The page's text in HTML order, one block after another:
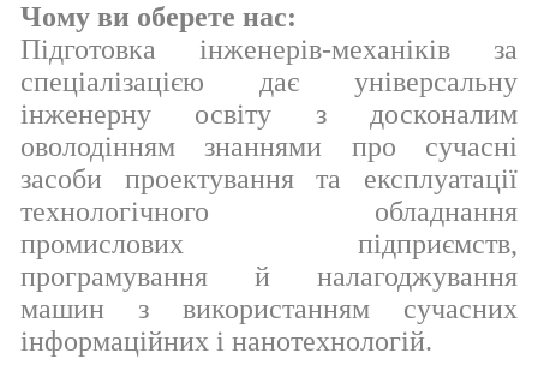
Чому ви оберете нас:
Підготовка інженерів-механіків за
спеціалізацією дає універсальну
інженерну освіту з досконалим
оволодінням знаннями про сучасні
засоби проектування та експлуатації
технологічного обладнання
промислових підприємств,
програмування й налагоджування
машин з використанням сучасних
інформаційних і нанотехнологій.